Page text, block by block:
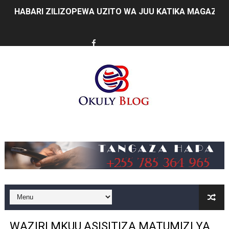
HABARI ZILIZOPEWA UZITO WA JUU KATIKA
Prof. Kabudi ahimiza matumizi ya teknolojia za kisasa
MTWALE AITAKA TARURA IENDELEE KUTOA
WAZIRI SANGU AZITAKA PSSSF,NSSF,WCF NA OSHA
MTENDAJI MKUU WMA AHAMASISHA WANANCHI
TBS YAENDELEA KUTOA ELUMU YA VIWANGO
WAZIRI MKUU ASISITIZA MATUMIZI YA